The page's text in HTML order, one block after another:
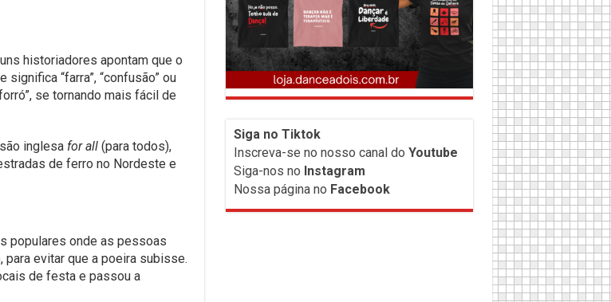
historiadores apontam que o
“farra”, “confusão” ou
se tornando mais fácil de
inglesa for all(para todos),
de ferro no Nordeste e
populares onde as pessoas
evitar que a poeira subisse.
de festa e passou a
Siga no Tiktok
Inscreva-se no nosso canal do Youtube
Siga-nos no Instagram
Nossa página no Facebook